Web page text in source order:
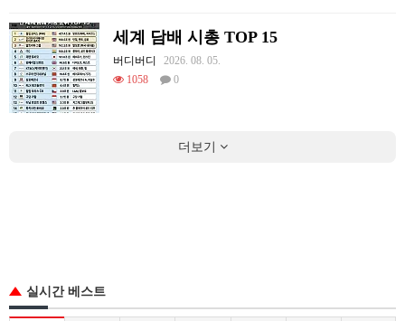
세계 담배 시총 TOP 15
버디버디
2026. 08. 05.
1058
0
더보기
실시간 베스트